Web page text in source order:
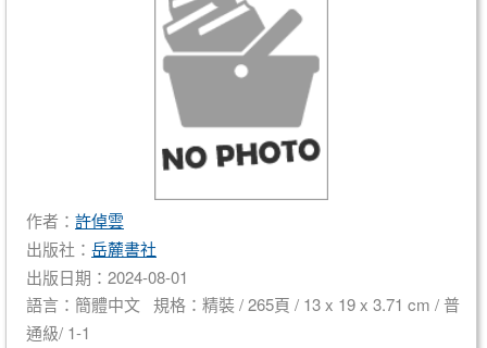
作者： 許倬雲
出版社： 岳麓書社
出版日期：2024-08-01
語言：簡體中文 規格：精裝 / 265頁 / 13 x 19 x 3.71 cm / 普
通級/ 1-1